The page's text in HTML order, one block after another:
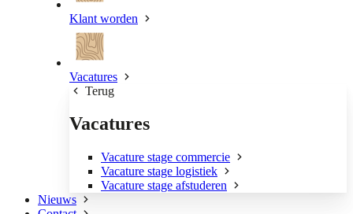
Klant worden
Vacatures
Terug
Vacatures
Vacature stage commercie
Vacature stage logistiek
Vacature stage afstuderen
Nieuws